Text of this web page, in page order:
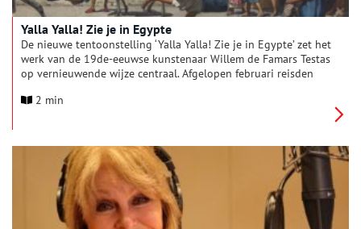
Yalla Yalla! Zie je in Egypte
De nieuwe tentoonstelling ‘Yalla Yalla! Zie je in Egypte’ zet het
werk van de 19de-eeuwse kunstenaar Willem de Famars Testas
op vernieuwende wijze centraal. Afgelopen februari reisden
acteur Sabri Saad El-Hamus naar Egypte, in de voetsporen van
van de 19de eeuw en van nu. Prijswinnend podcastmaker
Tjitske Mussche verwerkte de belevenissen tot een podwalk,
waarin verschillende perspectieven centraal staan. Ga mee op
reis in een decor met schilderijen en tekeningen, fotografie,
film, muziek en poëzie.
2 min